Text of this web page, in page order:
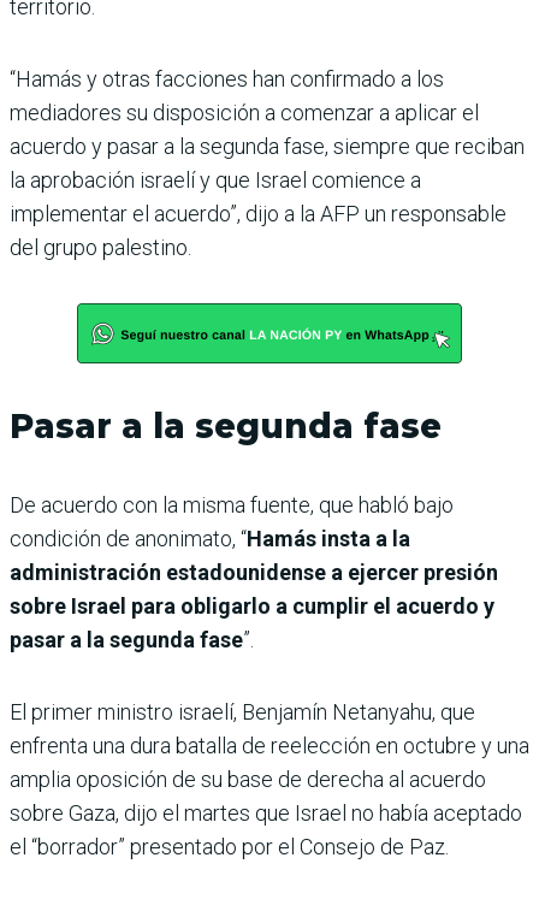
territorio.
“Hamás y otras facciones han confirmado a los
mediadores su disposición a comenzar a aplicar el
acuerdo y pasar a la segunda fase, siempre que reciban
la aprobación israelí y que Israel comience a
implementar el acuerdo”, dijo a la AFP un responsable
del grupo palestino.
Pasar a la segunda fase
De acuerdo con la misma fuente, que habló bajo
condición de anonimato, “Hamás insta a la
administración estadounidense a ejercer presión
sobre Israel para obligarlo a cumplir el acuerdo y
pasar a la segunda fase”.
El primer ministro israelí, Benjamín Netanyahu, que
enfrenta una dura batalla de reelección en octubre y una
amplia oposición de su base de derecha al acuerdo
sobre Gaza, dijo el martes que Israel no había aceptado
el “borrador” presentado por el Consejo de Paz.